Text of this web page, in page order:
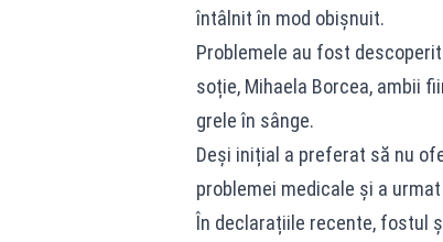
întâlnit în mod obișnuit.
Problemele au fost
soție, Mihaela Borcea, ambii
grele în sânge.
Deși inițial a preferat să nu
problemei medicale și a
În declarațiile recente, fostul